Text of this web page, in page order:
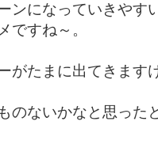
ンになっていきやす
ですね～。
がたまに出てきます
のないかなと思った